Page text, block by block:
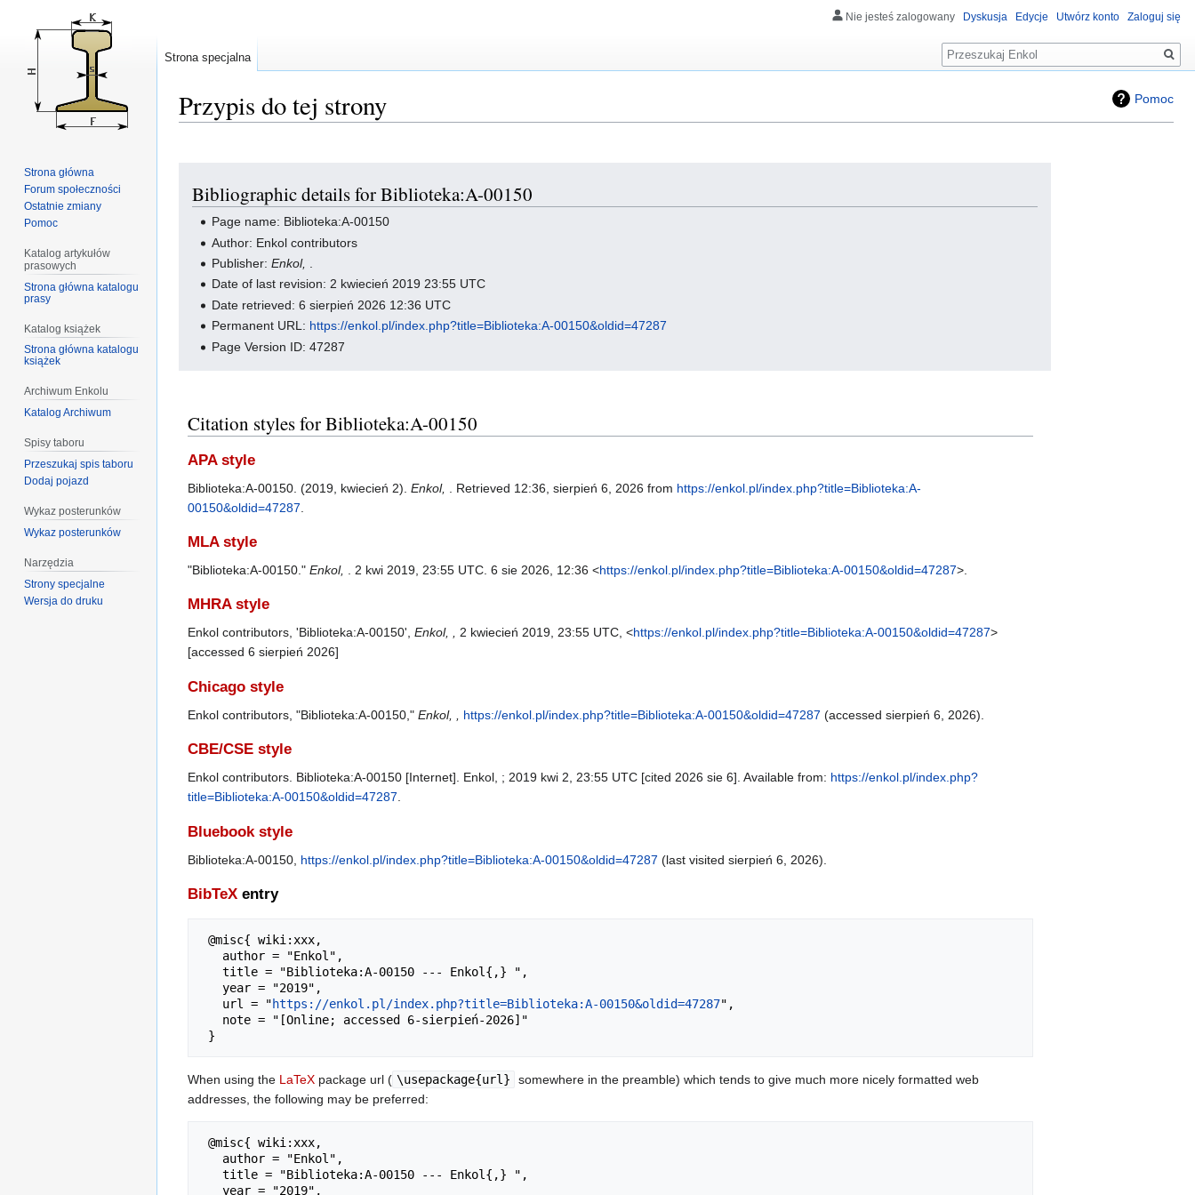
Pomoc
Przypis do tej strony
nawigacji
wyszukiwania
Bibliographic details for Biblioteka:A-00150
Page name: Biblioteka:A-00150
Author: Enkol contributors
Publisher:Enkol,
Date of last revision: 2 kwiecień 2019 23:55 UTC
Date retrieved: 6 sierpień 2026 12:36 UTC
Permanent URL: https://enkol.pl/index.php?title=Biblioteka:A-00150&oldid=47287
Page Version ID: 47287
Citation styles for Biblioteka:A-00150
APA style
Biblioteka:A-00150. (2019, kwiecień 2). Enkol, . Retrieved 12:36, sierpień 6, 2026 from https://enkol.pl/index.php?title=Biblioteka:A-
00150&oldid=47287
MLA style
"Biblioteka:A-00150." Enkol, . 2 kwi 2019, 23:55 UTC. 6 sie 2026, 12:36 <https://enkol.pl/index.php?title=Biblioteka:A-00150&oldid=47287>.
MHRA style
Enkol contributors, 'Biblioteka:A-00150', Enkol, , 2 kwiecień 2019, 23:55 UTC, <https://enkol.pl/index.php?title=Biblioteka:A-00150&oldid=47287>
[accessed 6 sierpień 2026]
Chicago style
Enkol contributors, "Biblioteka:A-00150," Enkol, , https://enkol.pl/index.php?title=Biblioteka:A-00150&oldid=47287 (accessed sierpień 6, 2026).
CBE/CSE style
Enkol contributors. Biblioteka:A-00150 [Internet]. Enkol, ; 2019 kwi 2, 23:55 UTC [cited 2026 sie 6]. Available from: https://enkol.pl/index.php?
title=Biblioteka:A-00150&oldid=47287
Bluebook style
Biblioteka:A-00150, https://enkol.pl/index.php?title=Biblioteka:A-00150&oldid=47287 (last visited sierpień 6, 2026).
BibTeX entry
   url = "
https://enkol.pl/index.php?title=Biblioteka:A-00150&oldid=47287",
When using the LaTeX package url ( \usepackage{url}
somewhere in the preamble) which tends to give much more nicely formatted web
addresses, the following may be preferred:
Nie jesteś zalogowany Dyskusja Edycje Utwórz konto Zaloguj się
Strona specjalna
Szukaj
Strona główna
Forum społeczności
Ostatnie zmiany
Pomoc
Katalog artykułów
prasowych
Strona główna katalogu
prasy
Katalog książek
Strona główna katalogu
książek
Archiwum Enkolu
Katalog Archiwum
Spisy taboru
Przeszukaj spis taboru
Dodaj pojazd
Wykaz posterunków
Wykaz posterunków
Narzędzia
Strony specjalne
Wersja do druku